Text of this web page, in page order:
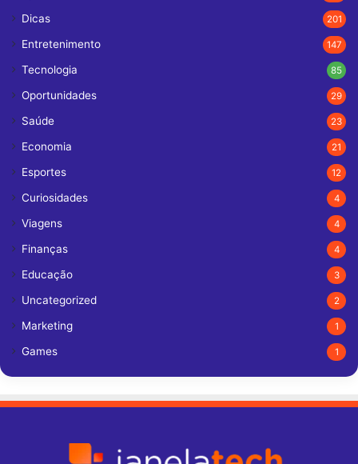
Dicas 201
Entretenimento 147
Tecnologia 85
Oportunidades 29
Saúde 23
Economia 21
Esportes 12
Curiosidades 4
Viagens 4
Finanças 4
Educação 3
Uncategorized 2
Marketing 1
Games 1